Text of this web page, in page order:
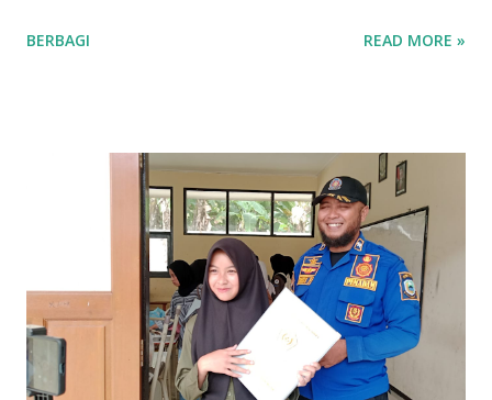
belajar anak-anaknya. Tradisi yang biasa mereka ikuti dalam
selain dihadiri oleh orang tua, tampak hadir perwakilan
mitra industri dari instansi dan perusahaan yang sudah
bekerjasama dengan SMK Auto Matsuda. Diantaranya, dari
PT Telkom, Yamaha Mora, Toyota Auto 2000, BTN dan BTN
Syariah. Bahkan tidak hanya dari perusahan, tampak hadir
pula perwakilan dari perguruan tinggi. Acara dimulai
dengan pengumuman untuk para juara di setiap kelas. Selain
mendapatkan penghargaan dari sekolah, yang menambah
BERBAGI READ MORE »